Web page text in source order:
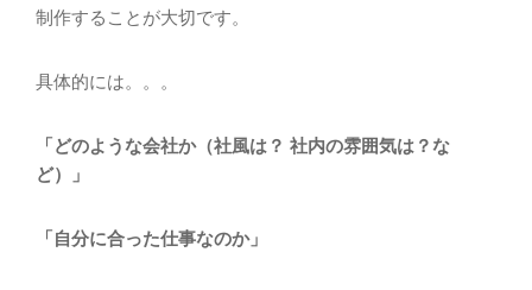
制作することが大切です。
具体的には。。。
「どのような会社か（社風は？ 社内の雰囲気は？な
ど）」
「自分に合った仕事なのか」